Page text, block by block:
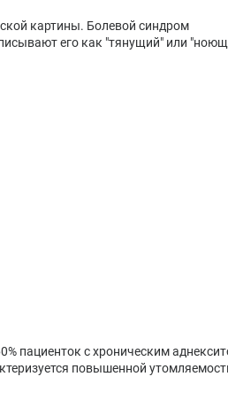
картины. Болевой синдром
его как "тянущий" или
пациенток с хроническим
повышенной